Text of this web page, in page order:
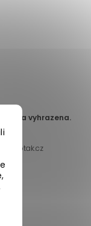
práva vyhrazena.
Shoptak.cz